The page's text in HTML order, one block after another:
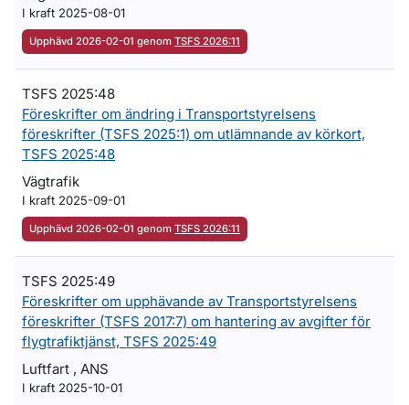
I kraft 2025-08-01
Upphävd 2026-02-01 genom TSFS 2026:11
TSFS 2025:48
Föreskrifter om ändring i Transportstyrelsens
föreskrifter (TSFS 2025:1) om utlämnande av körkort,
TSFS 2025:48
Vägtrafik
I kraft 2025-09-01
Upphävd 2026-02-01 genom TSFS 2026:11
TSFS 2025:49
Föreskrifter om upphävande av Transportstyrelsens
föreskrifter (TSFS 2017:7) om hantering av avgifter för
flygtrafiktjänst, TSFS 2025:49
Luftfart , ANS
I kraft 2025-10-01